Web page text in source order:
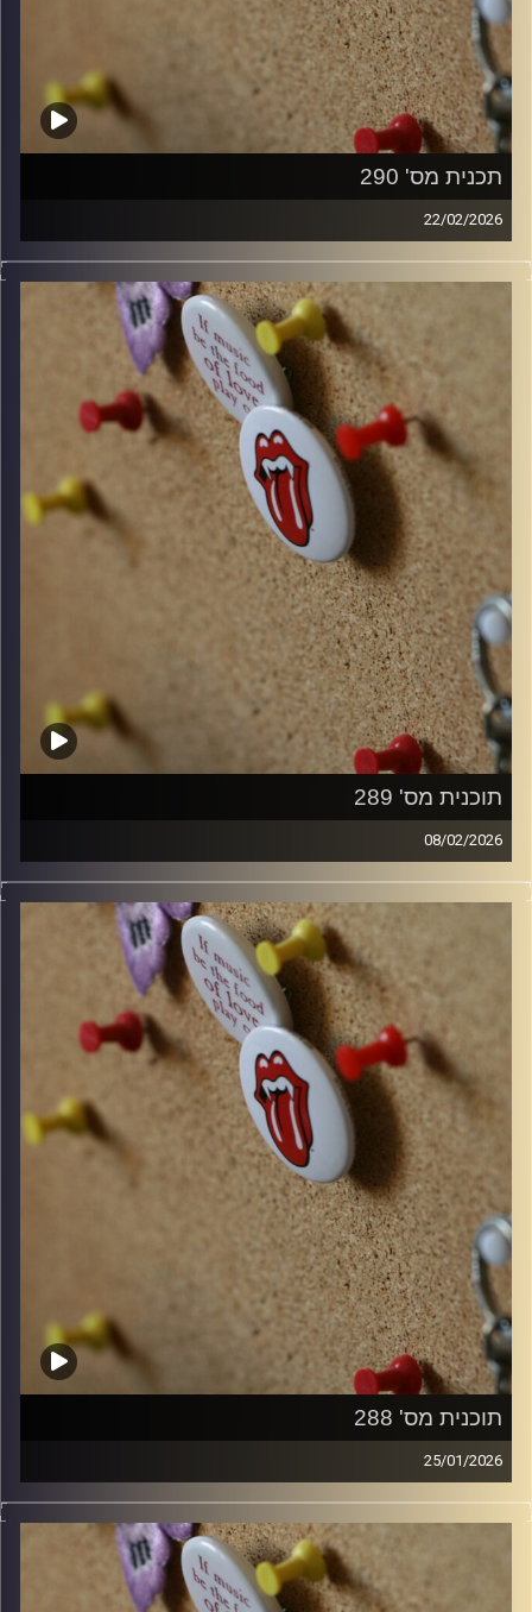
תכנית מס' 290
22/02/2026
קלאסיקות רוק עם אורן הוף.
włodi
תוכנית מס' 289
08/02/2026
קלאסיקות רוק עם אורן הוף.
włodi
תוכנית מס' 288
25/01/2026
קלאסיקות רוק עם אורן הוף.
włodi